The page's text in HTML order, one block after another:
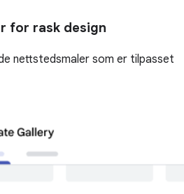
for rask design
nettstedsmaler som er tilpasset